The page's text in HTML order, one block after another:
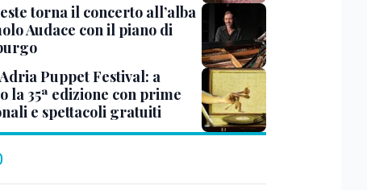
torna il concerto all’alba
Audace con il piano di
Puppet Festival: a
la 35ª edizione con prime
e spettacoli gratuiti